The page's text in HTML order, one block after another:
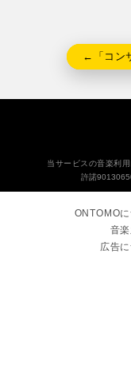
←「コン
当サービスの音楽利
許諾
ONTOMO
音
広告